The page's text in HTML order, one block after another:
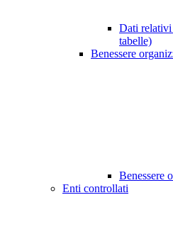
Dati relativi
tabelle)
Benessere
Benessere
Enti controllati